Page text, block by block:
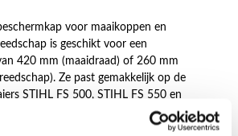
voor maaikoppen en
is geschikt voor een
420 mm (maaidraad) of 260 mm
Ze past gemakkelijk op de
STIHL FS 500, STIHL FS 550 en